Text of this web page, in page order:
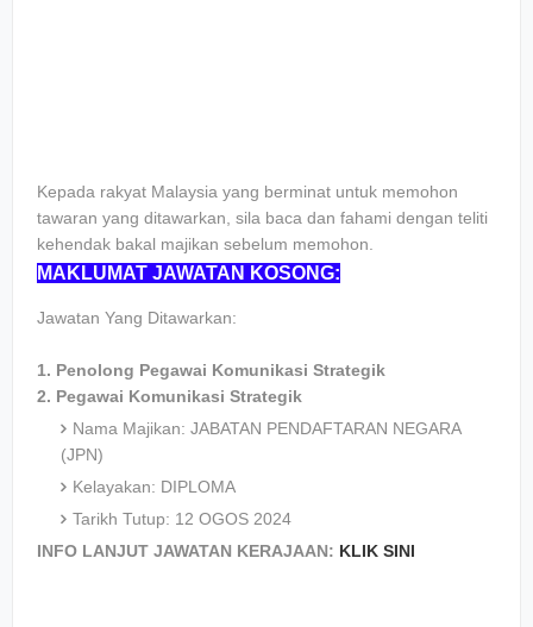
Kepada rakyat Malaysia yang berminat untuk memohon
tawaran yang ditawarkan, sila baca dan fahami dengan teliti
kehendak bakal majikan sebelum memohon.
MAKLUMAT JAWATAN KOSONG:
Jawatan Yang Ditawarkan:
1. Penolong Pegawai Komunikasi Strategik
2. Pegawai Komunikasi Strategik
Nama Majikan: JABATAN PENDAFTARAN NEGARA
(JPN)
Kelayakan: DIPLOMA
Tarikh Tutup: 12 OGOS 2024
INFO LANJUT JAWATAN KERAJAAN: KLIK SINI